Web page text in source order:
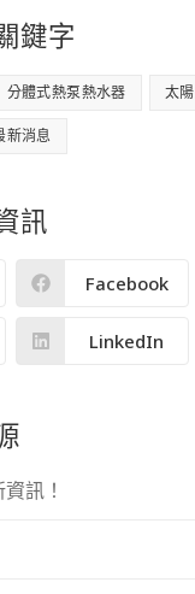
鍵字
分體式熱泵熱水器 太
新消息
訊
Facebook
LinkedIn
訊！